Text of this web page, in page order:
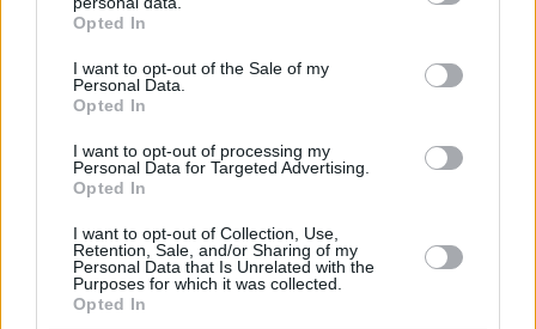
grant or deny consent to Google and its third-party tags to
use your data for below specified purposes in below Google
consent section.
Opted In
I want to opt-out of the Sale of my
Personal Data.
Opted In
I want to opt-out of processing my
Personal Data for Targeted Advertising.
Opted In
I want to opt-out of Collection, Use,
Retention, Sale, and/or Sharing of my
Personal Data that Is Unrelated with the
Purposes for which it was collected.
Opted In
και για τους οδηγούς. Υπήρχαν περίοδοι που είχαν
μπορούμε να κινηθούμε, ενώ το θέμα του πάρκινγκ,
ειδικά στο κέντρο, γύρω από την οδό Ομήρου, είναι τα
τελευταία χρόνια κανονικό μαρτύριο».
Ενδιαφέρον έχει όμως και η πλευρά ενός επιχειρηματία
που δραστηριοποιείται στην περιοχή. Ο Ντάνιελ
Καψής διατηρεί διαιτολογικό γραφείο επί της